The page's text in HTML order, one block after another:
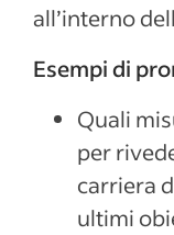
all’interno
Esempi di
Quali
per
carriera
ultimi